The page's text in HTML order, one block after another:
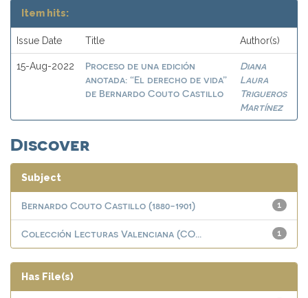
Item hits:
Issue Date Title Author(s)
15-Aug-2022
Proceso de una edición
anotada: “El derecho de vida”
de Bernardo Couto Castillo
Diana
Laura
Trigueros
Martínez
Discover
Subject
1
Bernardo Couto Castillo (1880​-1901)
1
Colección Lecturas Valenciana (CO...
Has File(s)